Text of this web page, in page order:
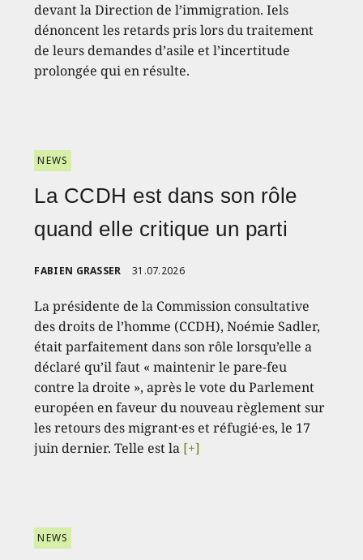
devant la Direction de l’immigration. Iels
dénoncent les retards pris lors du traitement
de leurs demandes d’asile et l’incertitude
prolongée qui en résulte.
NEWS
La CCDH est dans son rôle
quand elle critique un parti
FABIEN GRASSER 31.07.2026
La présidente de la Commission consultative
des droits de l’homme (CCDH), Noémie Sadler,
était parfaitement dans son rôle lorsqu’elle a
déclaré qu’il faut « maintenir le pare-feu
contre la droite », après le vote du Parlement
européen en faveur du nouveau règlement sur
les retours des migrant·es et réfugié·es, le 17
juin dernier. Telle est la [+]
NEWS